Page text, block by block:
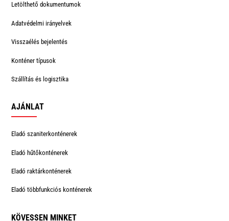
Letölthető dokumentumok
Adatvédelmi irányelvek
Visszaélés bejelentés
Konténer típusok
Szállítás és logisztika
AJÁNLAT
Eladó szaniterkonténerek
Eladó hűtőkonténerek
Eladó raktárkonténerek
Eladó többfunkciós konténerek
KÖVESSEN MINKET